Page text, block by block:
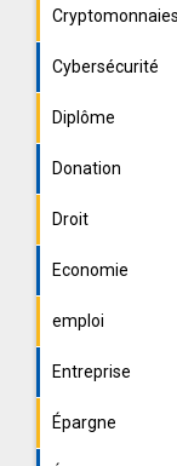
Cryptomonnaies
Cybersécurité
Diplôme
Donation
Droit
Economie
emploi
Entreprise
Épargne